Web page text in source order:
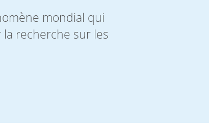
mondial qui
recherche sur les